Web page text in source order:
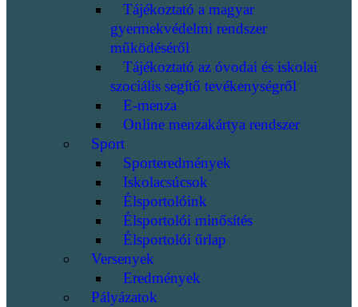
Tájékoztató a magyar
gyermekvédelmi rendszer
működéséről
Tájékoztató az óvodai és iskolai
szociális segítő tevékenységről
E-menza
Online menzakártya rendszer
Sport
Sporteredmények
Iskolacsúcsok
Élsportolóink
Élsportolói minősítés
Élsportolói űrlap
Versenyek
Eredmények
Pályázatok